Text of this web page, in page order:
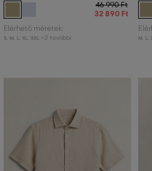
46 990 Ft
32 890 Ft
Elérhető méretek:
S, M L XL XXL +2 további M L